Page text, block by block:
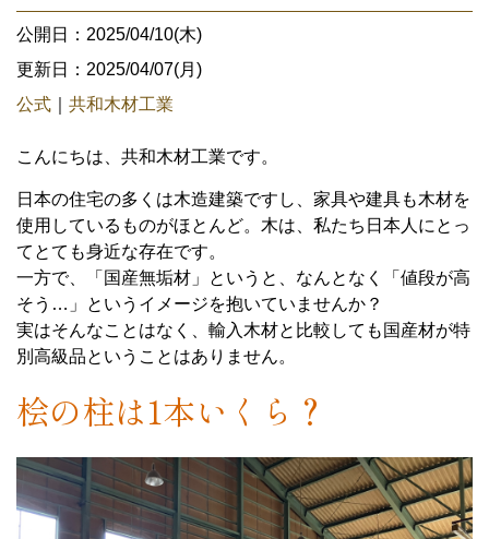
公開日：2025/04/10(木)
更新日：2025/04/07(月)
公式
共和木材工業
こんにちは、共和木材工業です。
日本の住宅の多くは木造建築ですし、家具や建具も木材を
使用しているものがほとんど。木は、私たち日本人にとっ
てとても身近な存在です。
一方で、「国産無垢材」というと、なんとなく「値段が高
そう…」というイメージを抱いていませんか？
実はそんなことはなく、輸入木材と比較しても国産材が特
別高級品ということはありません。
桧の柱は1本いくら？